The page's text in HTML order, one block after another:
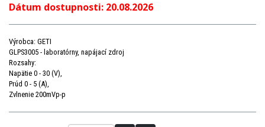
Dátum dostupnosti: 20.08.2026
Výrobca: GETI
GLPS3005 - laboratórny, napájací zdroj
Rozsahy:
Napätie 0 - 30 (V),
Prúd 0 - 5 (A),
Zvlnenie 200mVp-p